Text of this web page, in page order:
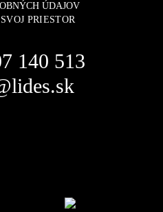
ÚDAJOV
PRIESTOR
140 513